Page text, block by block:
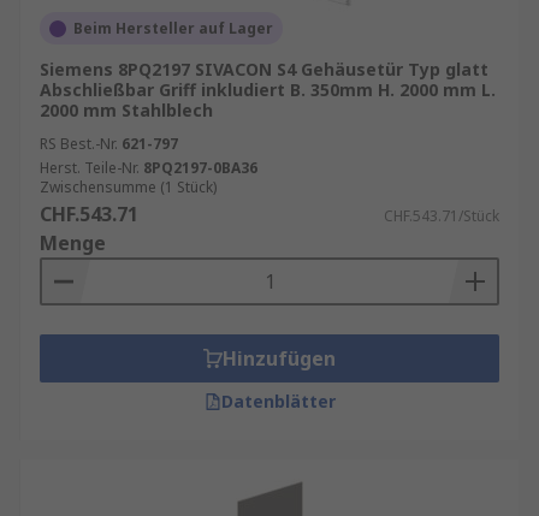
kleine Schaltschränke oder großflächige
Maschinengehäuse – es gibt für jede Anwendung
die passende Türlösung.
Energieeffizienz und Nachhaltigkeit
In modernen Produktionsstätten und
Rechenzentren gewinnt die Energieeffizienz
zunehmend an Bedeutung. Hochwertige
Gehäusetüren können zur Optimierung der
Kühlungssysteme beitragen, indem sie die
Temperaturregulierung im Inneren des
Gehäuses unterstützen. Dicht schließende Türen
und gut durchdachte Belüftungskonzepte
auch die Umweltbelastung verringert.
Beim Hersteller auf Lager
Siemens 8PQ2197 SIVACON S4 Gehäusetür Typ glatt
Abschließbar Griff inkludiert B. 350mm H. 2000 mm L.
2000 mm Stahlblech
RS Best.-Nr. 621-797
Herst. Teile-Nr. 8PQ2197-0BA36
Zwischensumme (1 Stück)
CHF.543.71 CHF.543.71/Stück
Menge
Hinzufügen
Datenblätter